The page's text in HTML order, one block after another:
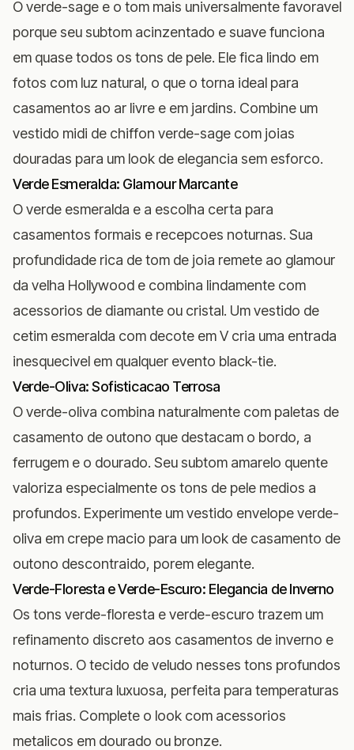
O verde-sage e o tom mais universalmente favoravel
porque seu subtom acinzentado e suave funciona
em quase todos os tons de pele. Ele fica lindo em
fotos com luz natural, o que o torna ideal para
casamentos ao ar livre e em jardins. Combine um
vestido midi de chiffon verde-sage com joias
douradas para um look de elegancia sem esforco.
Verde Esmeralda: Glamour Marcante
O verde esmeralda e a escolha certa para
casamentos formais e recepcoes noturnas. Sua
profundidade rica de tom de joia remete ao glamour
da velha Hollywood e combina lindamente com
acessorios de diamante ou cristal. Um vestido de
cetim esmeralda com decote em V cria uma entrada
inesquecivel em qualquer evento black-tie.
Verde-Oliva: Sofisticacao Terrosa
O verde-oliva combina naturalmente com paletas de
casamento de outono que destacam o bordo, a
ferrugem e o dourado. Seu subtom amarelo quente
valoriza especialmente os tons de pele medios a
profundos. Experimente um vestido envelope verde-
oliva em crepe macio para um look de casamento de
outono descontraido, porem elegante.
Verde-Floresta e Verde-Escuro: Elegancia de Inverno
Os tons verde-floresta e verde-escuro trazem um
refinamento discreto aos casamentos de inverno e
noturnos. O tecido de veludo nesses tons profundos
cria uma textura luxuosa, perfeita para temperaturas
mais frias. Complete o look com acessorios
metalicos em dourado ou bronze.